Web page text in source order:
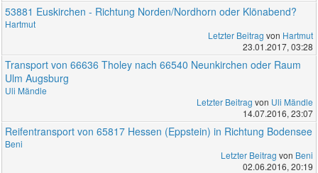
53881 Euskirchen - Richtung Norden/Nordhorn oder Klönabend?
Hartmut
Letzter Beitrag von Hartmut
23.01.2017, 03:28
Transport von 66636 Tholey nach 66540 Neunkirchen oder Raum
Ulm Augsburg
Uli Mändle
Letzter Beitrag von Uli Mändle
14.07.2016, 23:07
Reifentransport von 65817 Hessen (Eppstein) in Richtung Bodensee
Beni
Letzter Beitrag von Beni
02.06.2016, 20:19